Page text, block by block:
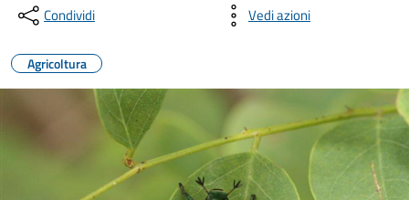
Condividi Vedi azioni
Agricoltura